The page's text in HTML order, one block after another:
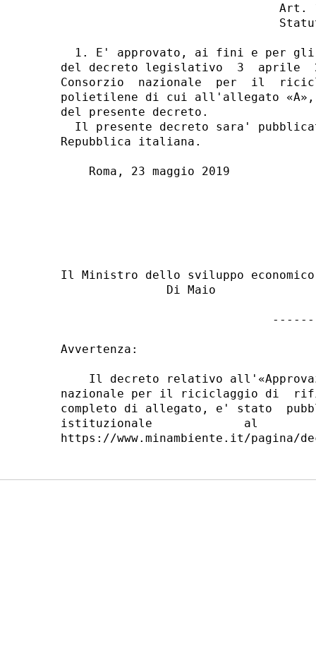
1. E' approvato, ai fini e per
del decreto legislativo  3  aprile
Consorzio  nazionale  per  il
polietilene di cui all'allegato «A»,
del presente decreto.
Il presente decreto sara'
Repubblica italiana.
    Roma, 23 maggio 2019
Il Ministro dello sviluppo
Di
Avvertenza:
Il decreto relativo
nazionale per il riciclaggio di
completo di allegato, e' stato
istituzionale             al